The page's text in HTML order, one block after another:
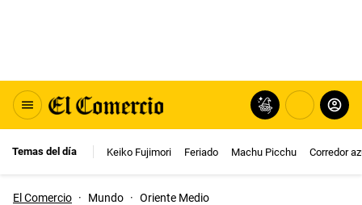
Temas del día Keiko Fujimori Feriado Machu Picchu Corredor
El Comercio · Mundo · Oriente Medio